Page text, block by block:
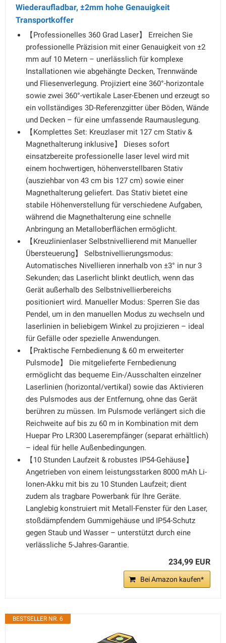
Wiederaufladbar, ±2mm hohe Genauigkeit
Transportkoffer
【Professionelles 360 Grad Laser】 Erreichen Sie
professionelle Präzision mit einer Genauigkeit von ±2
mm auf 10 Metern – unerlässlich für komplexe
Installationen wie abgehängte Decken, Trennwände
und Fliesenverlegung. Projiziert eine 360°-horizontale
sowie zwei 360°-vertikale Laser-Ebenen und erzeugt so
ein vollständiges 3D-Referenzgitter über Böden, Wände
und Decken – für eine umfassende Raumauslegung.
【Komplettes Set: Kreuzlaser mit 127 cm Stativ &
Magnethalterung inklusive】 Dieses sofort
einsatzbereite professionelle laser level wird mit
einem hochwertigen, höhenverstellbaren Stativ
(ausziehbar von 43 cm bis 127 cm) sowie einer
Magnethalterung geliefert. Das Stativ bietet eine
stabile Höhenverstellung für verschiedene Aufgaben,
während die Magnethalterung eine schnelle
Anbringung an Metalloberflächen ermöglicht.
【Kreuzlinienlaser Selbstnivellierend mit Manueller
Übersteuerung】 Selbstnivellierungsmodus:
Automatisches Nivellieren innerhalb von ±3° in nur 3
Sekunden; das Laserlicht blinkt deutlich, wenn das
Gerät außerhalb des Selbstnivellierbereichs
positioniert wird. Manueller Modus: Sperren Sie das
Pendel, um in den manuellen Modus zu wechseln und
laserlinien in beliebigem Winkel zu projizieren – ideal
für Gefälle oder spezielle Anwendungen.
【Praktische Fernbedienung & 60 m erweiterter
Pulsmode】 Die mitgelieferte Fernbedienung
ermöglicht das bequeme Ein-/Ausschalten einzelner
Laserlinien (horizontal/vertikal) sowie das Aktivieren
des Pulsmodes aus der Entfernung, ohne das Gerät
berühren zu müssen. Im Pulsmode verlängert sich die
Reichweite auf bis zu 60 m in Kombination mit dem
Huepar Pro LR300 Laserempfänger (separat erhältlich)
– ideal für helle Außenbedingungen.
【10 Stunden Laufzeit & robustes IP54-Gehäuse】
Angetrieben von einem leistungsstarken 8000 mAh Li-
Ionen-Akku mit bis zu 10 Stunden Laufzeit; dient
zudem als tragbare Powerbank für Ihre Geräte.
Langlebig konstruiert mit Metall-Fenster für den Laser,
stoßdämpfendem Gummigehäuse und IP54-Schutz
gegen Staub und Wasser – unterstützt durch eine
verlässliche 5-Jahres-Garantie.
234,99 EUR
Bei Amazon kaufen*
BESTSELLER NR. 6